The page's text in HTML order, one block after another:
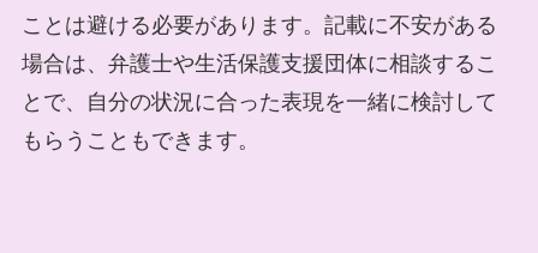
ことは避ける必要があります。記載に不安がある
場合は、弁護士や生活保護支援団体に相談するこ
とで、自分の状況に合った表現を一緒に検討して
もらうこともできます。